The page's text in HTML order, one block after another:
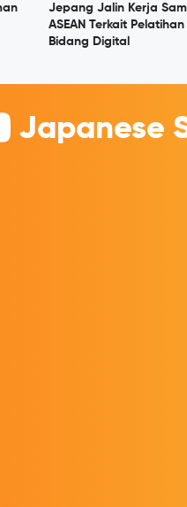
Jepang Jalin Kerja
ASEAN Terkait
Bidang Digital
Japanese